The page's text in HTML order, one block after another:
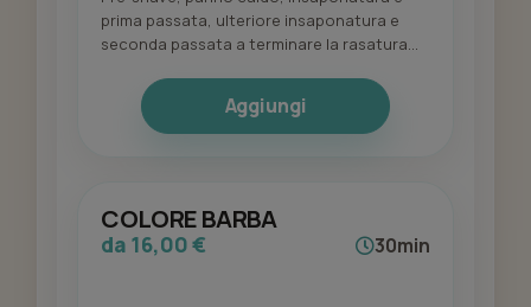
prima passata, ulteriore insaponatura e
seconda passata a terminare la rasatura
massaggio con dopobarba Solomon’s.
Aggiungi
COLORE BARBA
da 16,00 € 30min